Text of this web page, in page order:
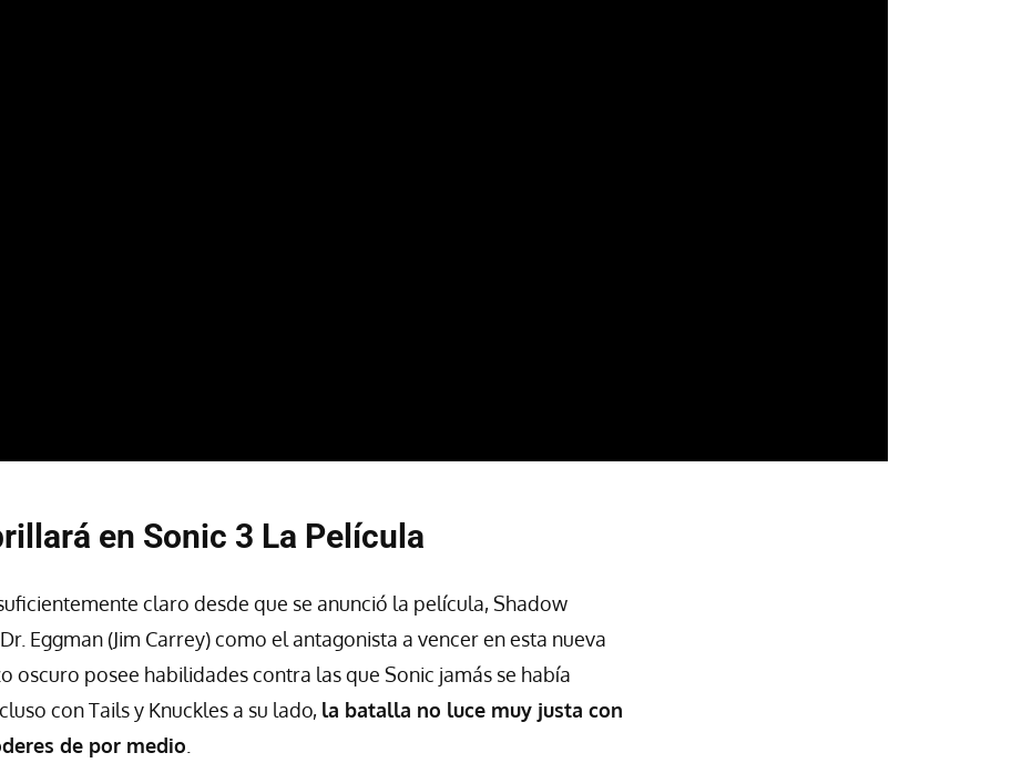
en Sonic 3 La Película
claro desde que se anunció la película, Shadow
Eggman (Jim Carrey) como el antagonista a vencer en esta nueva
oscuro posee habilidades contra las que Sonic jamás se había
con Tails y Knuckles a su lado, la batalla no luce muy justa con
de por medio